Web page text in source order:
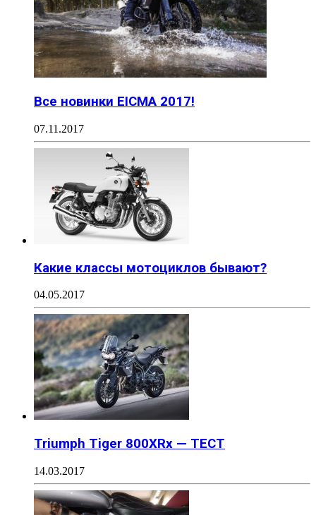
Все новинки EICMA 2017!
07.11.2017
Какие классы мотоциклов бывают?
04.05.2017
Triumph Tiger 800XRx — ТЕСТ
14.03.2017